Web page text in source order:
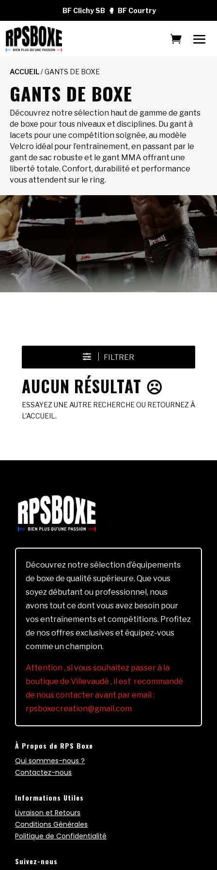
BF Clichy SB 🥊 BF Courtry
ACCUEIL/ GANTS DE BOXE
GANTS DE BOXE
Découvrez notre sélection haut de gamme de gants
de boxe pour tous niveaux et disciplines. Du gant à
lacets pour une compétition soignée, au modèle
Velcro idéal pour l’entraînement, en passant par le
gant de sac robuste et le gant MMA offrant une
liberté totale. Confort, durabilité et performance
vous attendent sur le ring.
FILTRER
AUCUN RÉSULTAT ☹️
ESSAYEZ UNE AUTRE RECHERCHE OU RETOURNEZ À
L'ACCUEIL.
Découvrez notre sélection d’équipements
de boxe de qualité supérieure. Que vous
soyez débutant ou professionnel, nous
avons tout ce dont vous avez besoin pour
vos entraînements et compétitions. Profitez
de nos offres exclusives et équipez-vous
comme un champion.
Attention , si vous souhaitez passer à la
boutique de Villevaudé , il est recommandé
de nous contacter avant par email :
rpsboxecreation@gmail.com
À Propos de RPS Boxe
Qui sommes-nous ?
Contactez-nous
Informations Utiles
Livraison et Retours
Conditions Générales
Politique de Confidentialité
Suivez-nous